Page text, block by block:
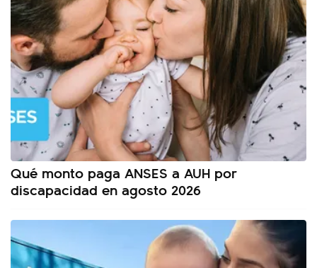
Qué monto paga ANSES a AUH por
discapacidad en agosto 2026